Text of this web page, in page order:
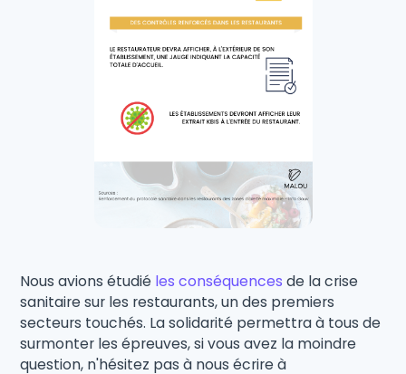
Nous avions étudié les conséquences de la crise
sanitaire sur les restaurants, un des premiers
secteurs touchés. La solidarité permettra à tous de
surmonter les épreuves, si vous avez la moindre
question, n'hésitez pas à nous écrire à